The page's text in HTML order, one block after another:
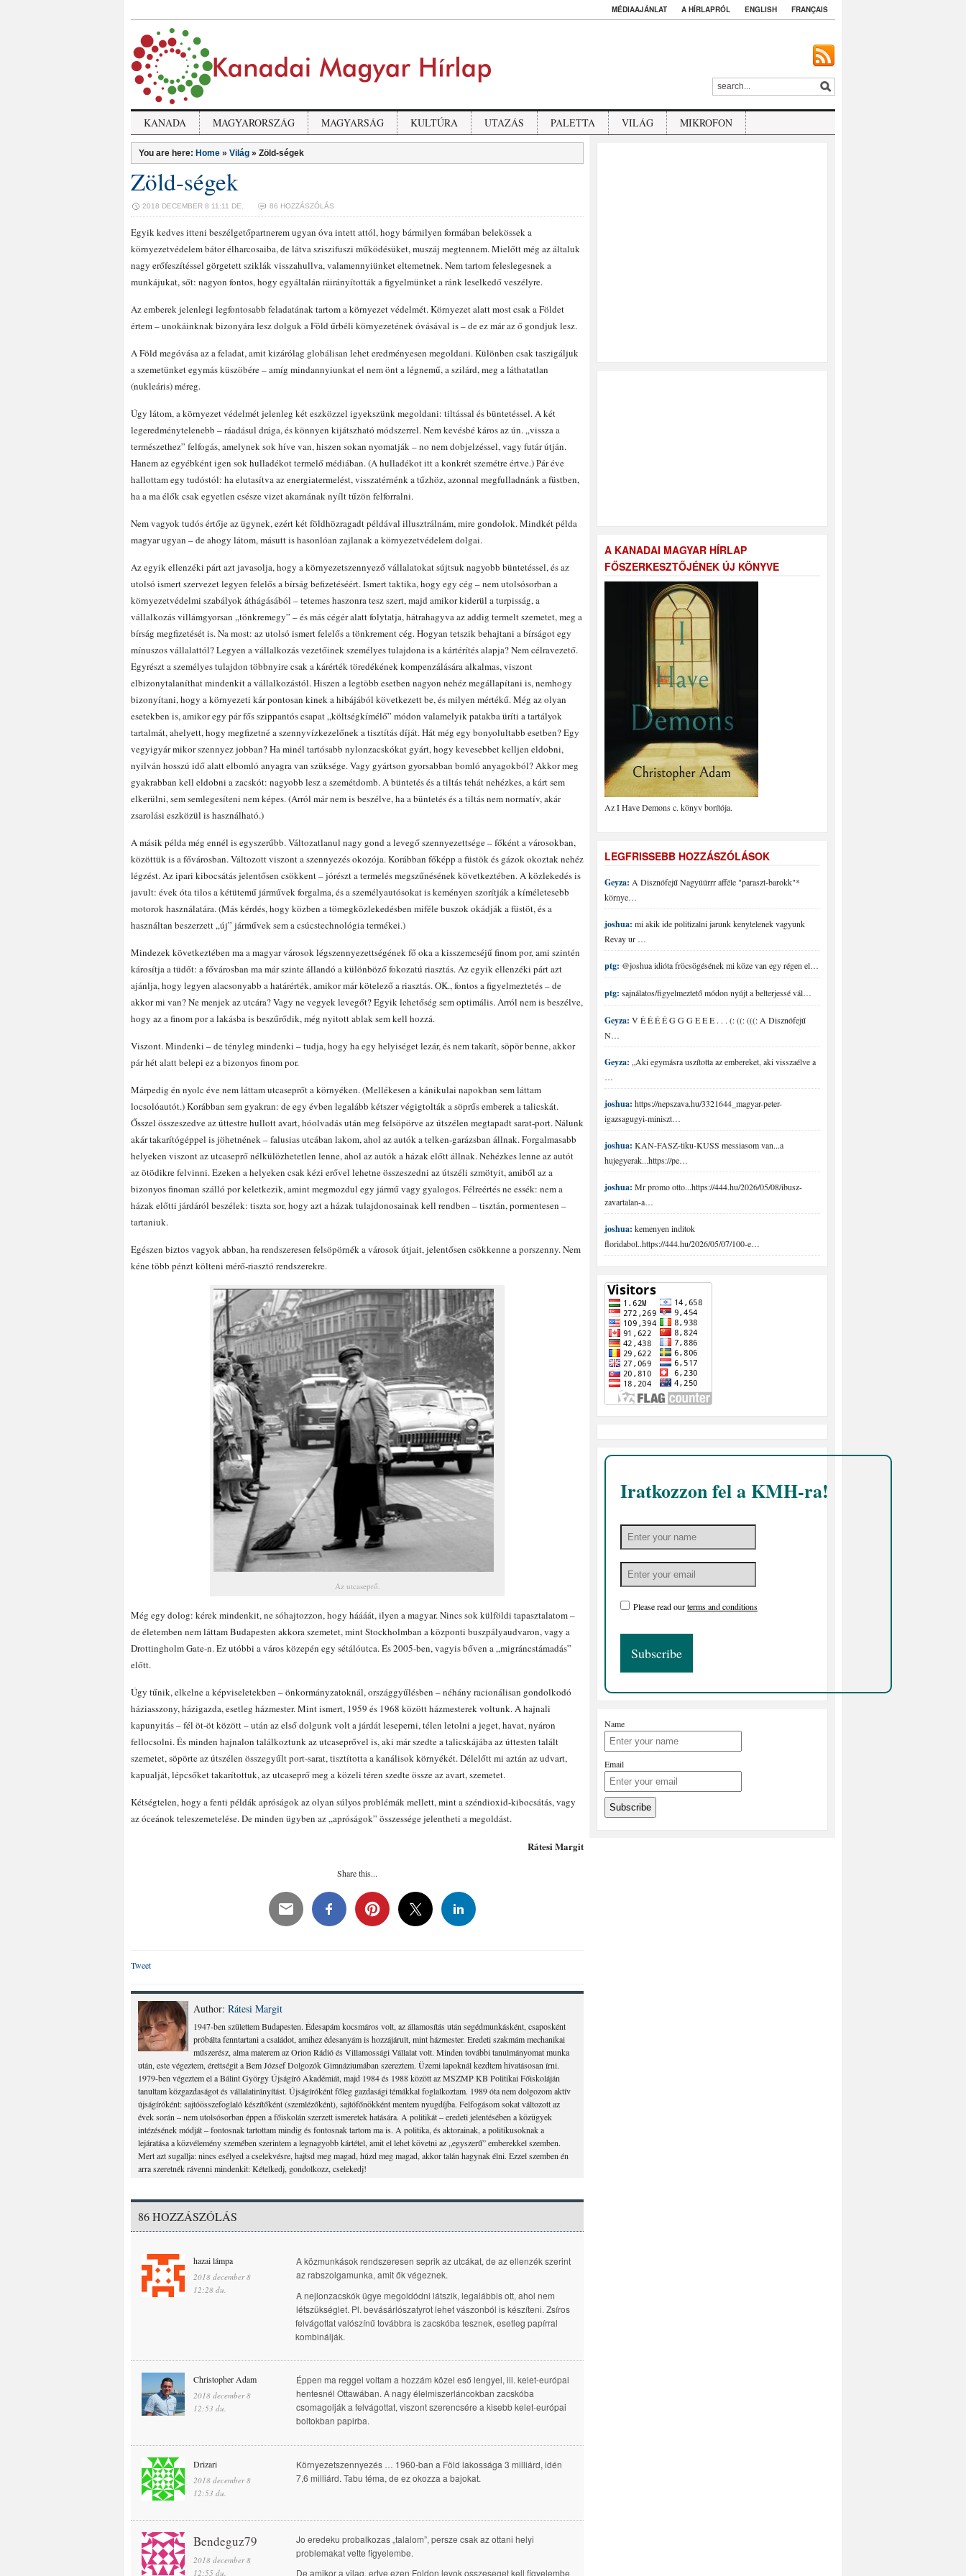
MÉDIAAJÁNLAT A HÍRLAPRÓL ENGLISH FRANÇAIS
KANADA MAGYARORSZÁG MAGYARSÁG KULTÚRA UTAZÁS PALETTA VILÁG MIKROFON
You are here: Home » Világ » Zöld-ségek
Zöld-ségek
2018 DECEMBER 8 11:11 DE. 86 HOZZÁSZÓLÁS
Egyik kedves itteni beszélgetőpartnerem ugyan óva intett attól, hogy bármilyen formában belekössek a
környezetvédelem bátor élharcosaiba, de látva sziszifuszi működésüket, muszáj megtennem. Mielőtt még az általuk
nagy erőfeszítéssel görgetett sziklák visszahullva, valamennyiünket eltemetnek. Nem tartom feleslegesnek a
munkájukat, sőt: nagyon fontos, hogy egyáltalán ráirányították a figyelmünket a ránk leselkedő veszélyre.
Az emberek jelenlegi legfontosabb feladatának tartom a környezet védelmét. Környezet alatt most csak a Földet
értem – unokáinknak bizonyára lesz dolguk a Föld űrbéli környezetének óvásával is – de ez már az ő gondjuk lesz.
A Föld megóvása az a feladat, amit kizárólag globálisan lehet eredményesen megoldani. Különben csak taszigáljuk
a szemetünket egymás küszöbére – amíg mindannyiunkat el nem önt a légnemű, a szilárd, meg a láthatatlan
(nukleáris) méreg.
Úgy látom, a környezet védelmét jelenleg két eszközzel igyekszünk megoldani: tiltással és büntetéssel. A két
legeredménytelenebb – ráadásul drága, és könnyen kijátszható módszerrel. Nem kevésbé káros az ún. „vissza a
természethez” felfogás, amelynek sok híve van, hiszen sokan nyomatják – no nem dobjelzéssel, vagy futár útján.
Hanem az egyébként igen sok hulladékot termelő médiában. (A hulladékot itt a konkrét szemétre értve.) Pár éve
hallottam egy tudóstól: ha elutasítva az energiatermelést, visszatérnénk a tűzhöz, azonnal megfulladnánk a füstben,
ha a ma élők csak egyetlen csésze vizet akarnának nyílt tűzön felforralni.
Nem vagyok tudós értője az ügynek, ezért két földhözragadt példával illusztrálnám, mire gondolok. Mindkét példa
magyar ugyan – de ahogy látom, másutt is hasonlóan zajlanak a környezetvédelem dolgai.
Az egyik ellenzéki párt azt javasolja, hogy a környezetszennyező vállalatokat sújtsuk nagyobb büntetéssel, és az
utolsó ismert szervezet legyen felelős a bírság befizetéséért. Ismert taktika, hogy egy cég – nem utolsósorban a
környezetvédelmi szabályok áthágásából – tetemes haszonra tesz szert, majd amikor kiderül a turpisság, a
vállalkozás villámgyorsan „tönkremegy” – és más cégér alatt folytatja, hátrahagyva az addig termelt szemetet, meg a
bírság megfizetését is. Na most: az utolsó ismert felelős a tönkrement cég. Hogyan tetszik behajtani a bírságot egy
mínuszos vállalattól? Legyen a vállalkozás vezetőinek személyes tulajdona is a kártérítés alapja? Nem célravezető.
Egyrészt a személyes tulajdon többnyire csak a kárérték töredékének kompenzálására alkalmas, viszont
elbizonytalaníthat mindenkit a vállalkozástól. Hiszen a legtöbb esetben nagyon nehéz megállapítani is, nemhogy
bizonyítani, hogy a környezeti kár pontosan kinek a hibájából következett be, és milyen mértékű. Még az olyan
esetekben is, amikor egy pár fős szippantós csapat „költségkímélő” módon valamelyik patakba üríti a tartályok
tartalmát, ahelyett, hogy megfizetné a szennyvízkezelőnek a tisztítás díját. Hát még egy bonyolultabb esetben? Egy
vegyigyár mikor szennyez jobban? Ha minél tartósabb nylonzacskókat gyárt, hogy kevesebbet kelljen eldobni,
nyilván hosszú idő alatt elbomló anyagra van szüksége. Vagy gyártson gyorsabban bomló anyagokból? Akkor meg
gyakrabban kell eldobni a zacskót: nagyobb lesz a szemétdomb. A büntetés és a tiltás tehát nehézkes, a kárt sem
elkerülni, sem semlegesíteni nem képes. (Arról már nem is beszélve, ha a büntetés és a tiltás nem normatív, akár
zsarolási eszközül is használható.)
A másik példa még ennél is egyszerűbb. Változatlanul nagy gond a levegő szennyezettsége – főként a városokban,
közöttük is a fővárosban. Változott viszont a szennyezés okozója. Korábban főképp a füstök és gázok okoztak nehéz
légzést. Az ipari kibocsátás jelentősen csökkent – jórészt a termelés megszűnésének következtében. A közlekedés is
javult: évek óta tilos a kétütemű járművek forgalma, és a személyautósokat is keményen szorítják a kíméletesebb
motorok használatára. (Más kérdés, hogy közben a tömegközlekedésben miféle buszok okádják a füstöt, és a
használtan beszerzett „új” járművek sem a csúcstechnológia termékei.)
Mindezek következtében ma a magyar városok légszennyezettségének fő oka a kisszemcséjű finom por, ami szintén
károsítja a tüdőt: a fővárosban ma már szinte állandó a különböző fokozatú riasztás. Az egyik ellenzéki párt azt
ajánlja, hogy legyen alacsonyabb a határérték, amikor már kötelező a riasztás. OK., fontos a figyelmeztetés – de
akkor mi van? Ne menjek az utcára? Vagy ne vegyek levegőt? Egyik lehetőség sem optimális. Arról nem is beszélve,
hogy az a finom por a lakásba is beszűrődik, még nyitott ablak sem kell hozzá.
Viszont. Mindenki – de tényleg mindenki – tudja, hogy ha egy helyiséget lezár, és nem takarít, söpör benne, akkor
pár hét alatt belepi ez a bizonyos finom por.
Márpedig én nyolc éve nem láttam utcaseprőt a környéken. (Mellékesen a kánikulai napokban sem láttam
locsolóautót.) Korábban sem gyakran: de egy évben legalább kétszer végigtolták a söprűs emberek a talicskát.
Ősszel összeszedve az úttestre hullott avart, hóolvadás után meg felsöpörve az útszélen megtapadt sarat-port. Nálunk
akár takarítógéppel is jöhetnének – falusias utcában lakom, ahol az autók a telken-garázsban állnak. Forgalmasabb
helyeken viszont az utcaseprő nélkülözhetetlen lenne, ahol az autók a házak előtt állnak. Nehézkes lenne az autót
az ötödikre felvinni. Ezeken a helyeken csak kézi erővel lehetne összeszedni az útszéli szmötyit, amiből az a
bizonyos finoman szálló por keletkezik, amint megmozdul egy jármű vagy gyalogos. Félreértés ne essék: nem a
házak előtti járdáról beszélek: tiszta sor, hogy azt a házak tulajdonosainak kell rendben – tisztán, pormentesen –
tartaniuk.
Egészen biztos vagyok abban, ha rendszeresen felsöpörnék a városok útjait, jelentősen csökkenne a porszenny. Nem
kéne több pénzt költeni mérő-riasztó rendszerekre.
Az utcaseprő.
Még egy dolog: kérek mindenkit, ne sóhajtozzon, hogy háááát, ilyen a magyar. Nincs sok külföldi tapasztalatom –
de életemben nem láttam Budapesten akkora szemetet, mint Stockholmban a központi buszpályaudvaron, vagy a
Drottingholm Gate-n. Ez utóbbi a város közepén egy sétálóutca. És 2005-ben, vagyis bőven a „migráncstámadás”
előtt.
Úgy tűnik, elkelne a képviseletekben – önkormányzatoknál, országgyűlésben – néhány racionálisan gondolkodó
háziasszony, házigazda, esetleg házmester. Mint ismert, 1959 és 1968 között házmesterek voltunk. A hajnali
kapunyitás – fél öt-öt között – után az első dolgunk volt a járdát leseperni, télen letolni a jeget, havat, nyáron
fellocsolni. És minden hajnalon találkoztunk az utcaseprővel is, aki már szedte a talicskájába az úttesten talált
szemetet, söpörte az útszélen összegyűlt port-sarat, tisztította a kanálisok környékét. Délelőtt mi aztán az udvart,
kapualját, lépcsőket takarítottuk, az utcaseprő meg a közeli téren szedte össze az avart, szemetet.
Kétségtelen, hogy a fenti példák apróságok az olyan súlyos problémák mellett, mint a széndioxid-kibocsátás, vagy
az óceánok teleszemetelése. De minden ügyben az „apróságok” összessége jelentheti a megoldást.
Rátesi Margit
Share this...
Tweet
Author: Rátesi Margit
1947-ben születtem Budapesten. Édesapám kocsmáros volt, az államosítás után segédmunkásként, csaposként
próbálta fenntartani a családot, amihez édesanyám is hozzájárult, mint házmester. Eredeti szakmám mechanikai
műszerész, alma materem az Orion Rádió és Villamossági Vállalat volt. Minden további tanulmányomat munka
után, este végeztem, érettségit a Bem József Dolgozók Gimnáziumában szereztem. Üzemi lapoknál kezdtem hivatásosan írni.
1979-ben végeztem el a Bálint György Újságíró Akadémiát, majd 1984 és 1988 között az MSZMP KB Politikai Főiskoláján
tanultam közgazdaságot és vállalatirányítást. Újságíróként főleg gazdasági témákkal foglalkoztam. 1989 óta nem dolgozom aktív
újságíróként: sajtóösszefoglaló készítőként (szemlézőként), sajtófőnökként mentem nyugdíjba. Felfogásom sokat változott az
évek során – nem utolsósorban éppen a főiskolán szerzett ismeretek hatására. A politikát – eredeti jelentésében a közügyek
intézésének módját – fontosnak tartottam mindig és fontosnak tartom ma is. A politika, és aktorainak, a politikusoknak a
lejáratása a közvélemény szemében szerintem a legnagyobb kártétel, amit el lehet követni az „egyszerű” emberekkel szemben.
Mert azt sugallja: nincs esélyed a cselekvésre, hajtsd meg magad, húzd meg magad, akkor talán hagynak élni. Ezzel szemben én
arra szeretnék rávenni mindenkit: Kételkedj, gondolkozz, cselekedj!
86 HOZZÁSZÓLÁS
hazai lámpa
2018 december 8
12:28 du.
A közmunkások rendszeresen seprik az utcákat, de az ellenzék szerint
az rabszolgamunka, amit ők végeznek.
A nejlonzacskók ügye megoldódni látszik, legalábbis ott, ahol nem
létszükséglet. Pl. bevásárlószatyrot lehet vászonból is készíteni. Zsíros
felvágottat valószínű továbbra is zacskóba tesznek, esetleg papírral
kombinálják.
Christopher Adam
2018 december 8
12:53 du.
Éppen ma reggel voltam a hozzám közel eső lengyel, ill. kelet-európai
hentesnél Ottawában. A nagy élelmiszerláncokban zacskóba
csomagolják a felvágottat, viszont szerencsére a kisebb kelet-európai
boltokban papirba.
Drizari
2018 december 8
12:53 du.
Környezetszennyezés … 1960-ban a Föld lakossága 3 milliárd, idén
7,6 milliárd. Tabu téma, de ez okozza a bajokat.
Bendeguz79
2018 december 8
12:55 du.
Jo eredeku probalkozas „talalom”, persze csak az ottani helyi
problemakat vette figyelembe.
De amikor a vilag, ertve ezen Foldon levok osszeseget kell figyelembe
A KANADAI MAGYAR HÍRLAP
FŐSZERKESZTŐJÉNEK ÚJ KÖNYVE
Az I Have Demons c. könyv borítója.
LEGFRISSEBB HOZZÁSZÓLÁSOK
Geyza: A Disznófejű Nagyúúrrr afféle "paraszt-barokk"*
környe…
joshua: mi akik ide politizalni jarunk kenytelenek vagyunk
Revay ur …
ptg: @joshua idióta fröcsögésének mi köze van egy régen el…
ptg: sajnálatos/figyelmeztető módon nyújt a belterjessé vál…
Geyza: V É É É É G G G E E E . . . (: ((: (((: A Disznófejű
N…
Geyza: „Aki egymásra uszította az embereket, aki visszaélve a
…
joshua: https://nepszava.hu/3321644_magyar-peter-
igazsagugyi-miniszt…
joshua: KAN-FASZ-tiku-KUSS messiasom van...a
hujegyerak...https://pe…
joshua: Mr promo otto...https://444.hu/2026/05/08/ibusz-
zavartalan-a…
joshua: kemenyen inditok
floridabol..https://444.hu/2026/05/07/100-e…
Iratkozzon fel a KMH-ra!
Please read ourterms and conditions
Name
Email